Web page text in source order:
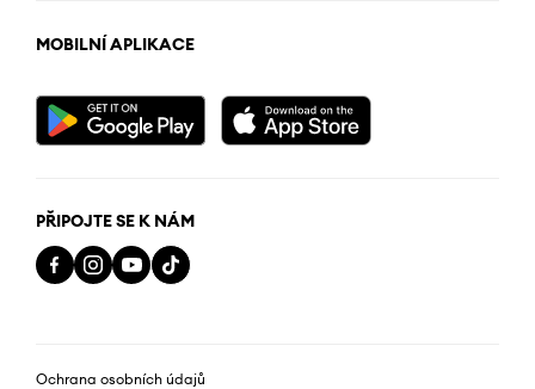
MOBILNÍ APLIKACE
PŘIPOJTE SE K NÁM
Ochrana osobních údajů